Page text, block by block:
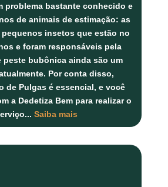
problema bastante conhecido e
de animais de estimação: as
pequenos insetos que estão no
e foram responsáveis pela
peste bubônica ainda são um
Por conta disso,
de Pulgas é essencial, e você
a Dedetiza Bem para realizar o
Saiba mais